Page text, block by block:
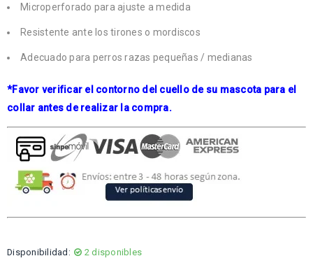
Microperforado para ajuste a medida
Resistente ante los tirones o mordiscos
Adecuado para perros razas pequeñas / medianas
*Favor verificar el contorno del cuello de su mascota para el
collar antes de realizar la compra.
Disponibilidad: 2 disponibles